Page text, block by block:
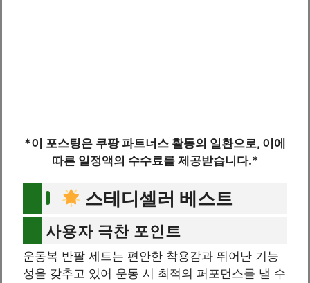
*이 포스팅은 쿠팡 파트너스 활동의 일환으로, 이에
따른 일정액의 수수료를 제공받습니다.*
스테디셀러 베스트
사용자 극찬 포인트
운동복 반팔 세트는 편안한 착용감과 뛰어난 기능
성을 갖추고 있어 운동 시 최적의 퍼포먼스를 낼 수